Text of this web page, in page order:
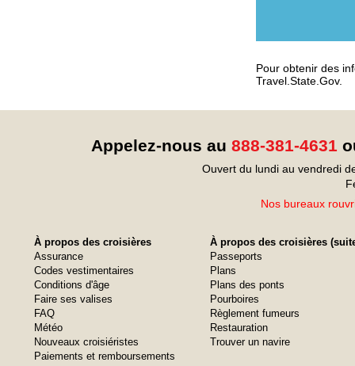
Pour obtenir des
Travel.State.Gov.
Appelez-nous au 888-381-4631
Ouvert du lundi au vendredi
Nos bureaux
À propos des croisières
Assurance
Codes vestimentaires
Conditions d'âge
Faire ses valises
FAQ
Météo
Nouveaux croisiéristes
Paiements et remboursements
À propos des croisières
Passeports
Plans
Plans des ponts
Pourboires
Règlement fumeurs
Restauration
Trouver un navire